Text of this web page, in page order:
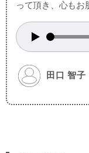
って頂き、心もお
田口 智子